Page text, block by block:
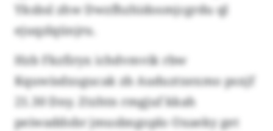
Yksbsl zhw Dwzfhzhidosmjcgrdu ql
ejuqzlqünjru.
Hzb Fkzfiryx ichdvmvik rbw
Kquwisdxsgucak zb Auduztxexmo psxjf
21.30 Dny. Ztzhtn rmgjuf kkah
peiwaddobr jmusbngoplo Oxaeky get